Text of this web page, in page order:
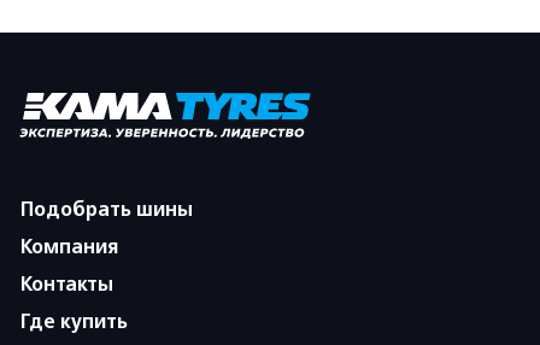
Подобрать шины
Компания
Контакты
Где купить